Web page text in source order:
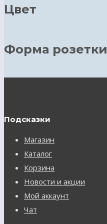
Цвет
Форма розетки
Подсказки
Магазин
Каталог
Корзина
Новости и акции
Мой аккаунт
Чат